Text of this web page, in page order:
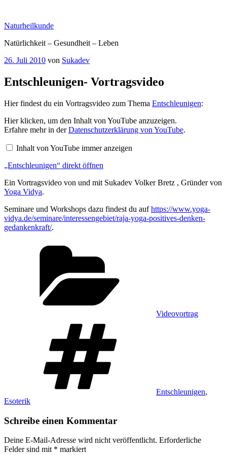
springen
Naturheilkunde
Natürlichkeit – Gesundheit – Leben
Veröffentlicht
26. Juli 2010 von Sukadev
Entschleunigen- Vortragsvideo
Hier findest du ein Vortragsvideo zum Thema Entschleunigen:
„Entschleunigen“
von
YouTube
Hier klicken, um den Inhalt von YouTube anzuzeigen.
Erfahre mehr in derDatenschutzerklärung von YouTube.
Inhalt von YouTube immer anzeigen
„Entschleunigen“ direkt öffnen
Ein Vortragsvideo von und mit Sukadev Volker Bretz , Gründer von
Yoga Vidya.
Seminare und Workshops dazu findest du aufhttps://www.yoga-
vidya.de/seminare/interessengebiet/raja-yoga-positives-denken-
gedankenkraft/.
Videovortrag
Entschleunigen,
Esoterik
Schreibe einen Kommentar
Deine E-Mail-Adresse wird nicht veröffentlicht. Erforderliche
Felder sind mit * markiert